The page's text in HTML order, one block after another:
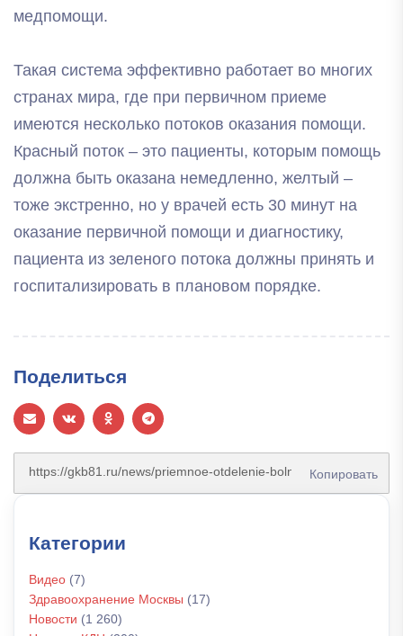
медпомощи.
Такая система эффективно работает во многих
странах мира, где при первичном приеме
имеются несколько потоков оказания помощи.
Красный поток – это пациенты, которым помощь
должна быть оказана немедленно, желтый –
тоже экстренно, но у врачей есть 30 минут на
оказание первичной помощи и диагностику,
пациента из зеленого потока должны принять и
госпитализировать в плановом порядке.
Поделиться
Копировать
Категории
Видео (7)
Здравоохранение Москвы (17)
Новости (1 260)